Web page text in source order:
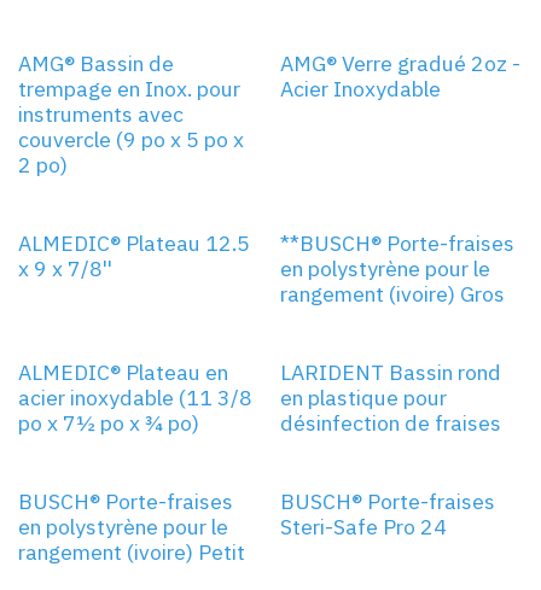
AMG® Bassin de
trempage en Inox. pour
instruments avec
couvercle (9 po x 5 po x
2 po)
AMG® Verre gradué 2oz -
Acier Inoxydable
ALMEDIC® Plateau 12.5
x 9 x 7/8''
**BUSCH® Porte-fraises
en polystyrène pour le
rangement (ivoire) Gros
ALMEDIC® Plateau en
acier inoxydable (11 3/8
po x 7½ po x ¾ po)
LARIDENT Bassin rond
en plastique pour
désinfection de fraises
BUSCH® Porte-fraises
en polystyrène pour le
rangement (ivoire) Petit
BUSCH® Porte-fraises
Steri-Safe Pro 24